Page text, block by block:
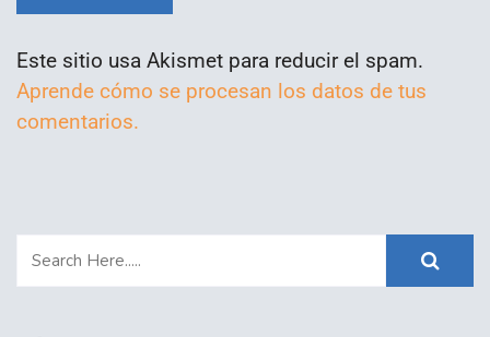
Este sitio usa Akismet para reducir el spam.
Aprende cómo se procesan los datos de tus
comentarios.